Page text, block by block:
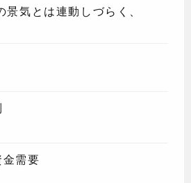
気とは連動しづらく、
需要